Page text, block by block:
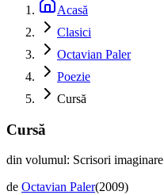
Acasă
Clasici
Octavian Paler
Poezie
Cursă
Cursă
din volumul: Scrisori imaginare
de Octavian Paler(2009)